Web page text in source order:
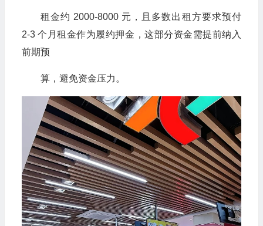
租金约 2000-8000 元，且多数出租方要求预付
2-3 个月租金作为履约押金，这部分资金需提前纳入
前期预
算，避免资金压力。